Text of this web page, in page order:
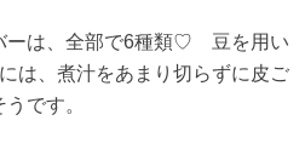
ーは、全部で6種類♡ 豆を用い
は、煮汁をあまり切らずに皮ご
です。